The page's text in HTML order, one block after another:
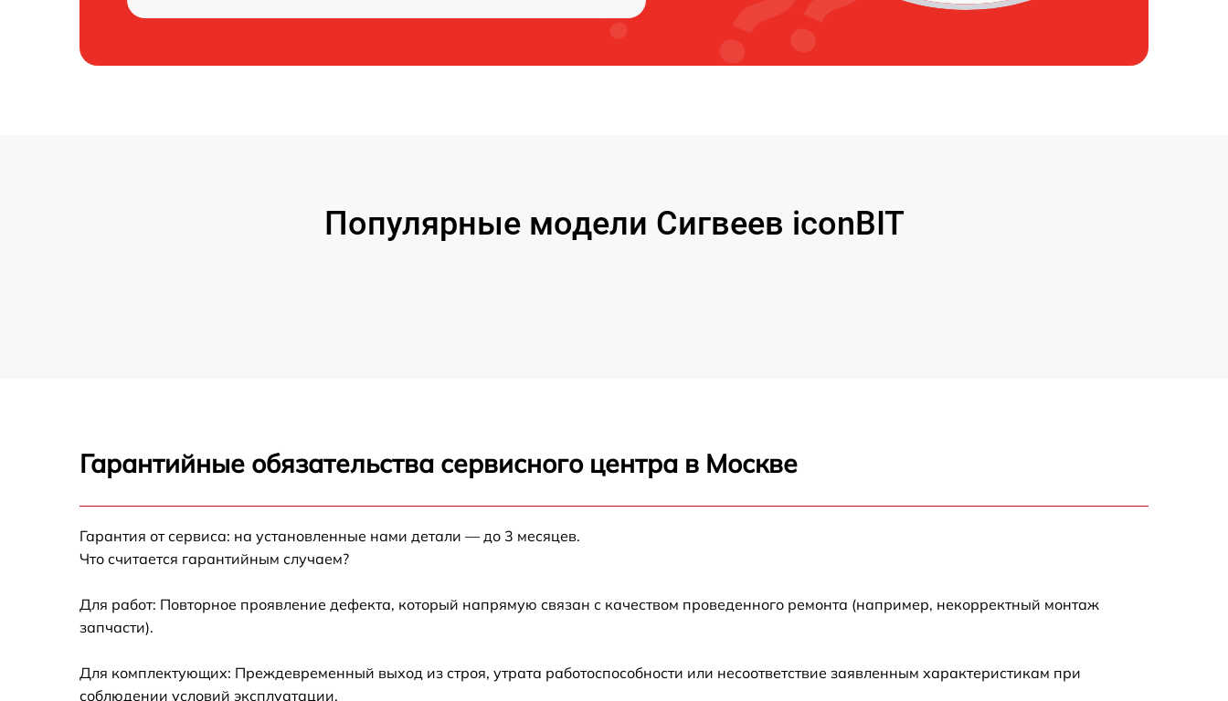
Популярные модели Сигвеев iconBIT
Гарантийные обязательства сервисного центра в Москве
Гарантия от сервиса: на установленные нами детали — до 3 месяцев.
Что считается гарантийным случаем?
Для работ: Повторное проявление дефекта, который напрямую связан с качеством проведенного ремонта (например, некорректный монтаж
запчасти).
Для комплектующих: Преждевременный выход из строя, утрата работоспособности или несоответствие заявленным характеристикам при
соблюдении условий эксплуатации.